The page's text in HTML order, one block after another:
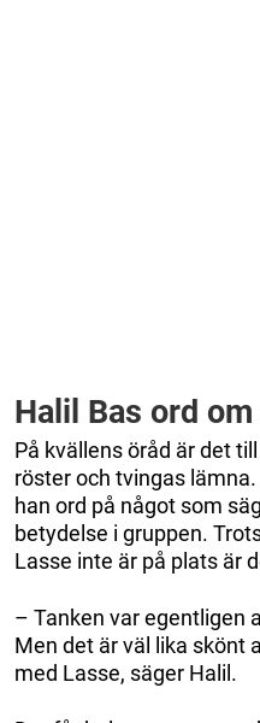
Halil Bas ord
På kvällens öråd är det
röster och tvingas
han ord på något som
betydelse i gruppen.
Lasse inte är på plats är
– Tanken var egentligen
Men det är väl lika skönt
med Lasse, säger Halil.